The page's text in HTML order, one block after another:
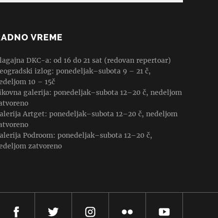
VREME
DKC-a: od 16 do 21 sat (redovan repertoar)
izlog: ponedeljak–subota 9 – 21 č,
10 – 15č
galerija: ponedeljak–subota 12–20 č, nedeljom
Artget: ponedeljak–subota 12–20 č, nedeljom
Podroom: ponedeljak–subota 12–20 č,
zatvoreno